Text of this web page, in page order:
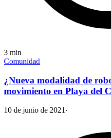
3 min
Comunidad
¿Nueva modalidad de
movimiento en Playa del
10 de junio de 2021 ·